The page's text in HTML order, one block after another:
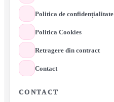
Politica de confidențialitate
Politica Cookies
Retragere din contract
Contact
CONTACT